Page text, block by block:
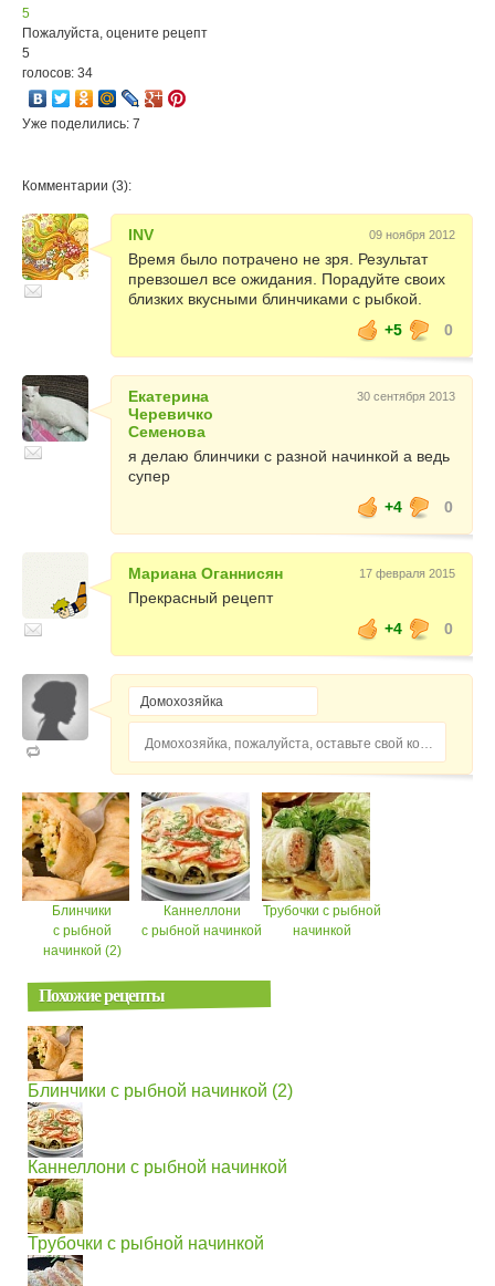
5
Пожалуйста, оцените рецепт
5
голосов: 34
Уже поделились: 7
Комментарии (3):
INV 09 ноября 2012
Время было потрачено не зря. Результат
превзошел все ожидания. Порадуйте своих
близких вкусными блинчиками с рыбкой.
+5
0
Екатерина
Черевичко
Семенова
30 сентября 2013
я делаю блинчики с разной начинкой а ведь
супер
+4
0
Мариана Оганнисян 17 февраля 2015
Прекрасный рецепт
+4
0
Домохозяйка, пожалуйста, оставьте свой комментарий...
Блинчики
с рыбной
начинкой (2)
Каннеллони
с рыбной начинкой
Трубочки с рыбной
начинкой
Похожие рецепты
Блинчики с рыбной начинкой (2)
Каннеллони с рыбной начинкой
Трубочки с рыбной начинкой